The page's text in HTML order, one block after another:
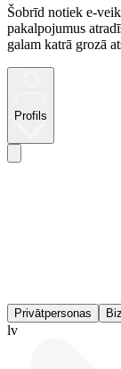
Šobrīd notiek e-
pakalpojumus
galam katrā grozā
Profils
Privātpersonas
lv